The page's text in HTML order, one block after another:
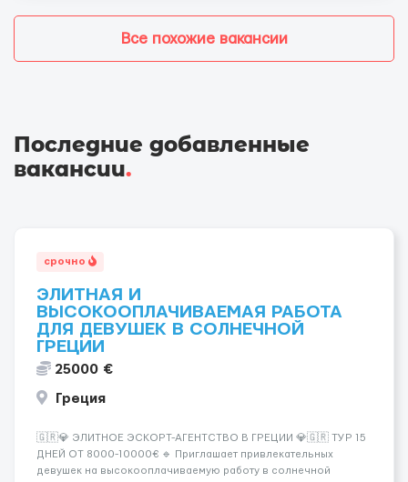
Все похожие вакансии
Последние добавленные
вакансии.
срочно
ЭЛИТНАЯ И
ВЫСОКООПЛАЧИВАЕМАЯ РАБОТА
ДЛЯ ДЕВУШЕК В СОЛНЕЧНОЙ
ГРЕЦИИ
25000 €
Греция
🇬🇷💎 ЭЛИТНОЕ ЭСКОРТ-АГЕНТСТВО В ГРЕЦИИ 💎🇬🇷 ТУР 15
ДНЕЙ ОТ 8000-10000€ 🔹 Приглашает привлекательных
девушек на высокооплачиваемую работу в солнечной